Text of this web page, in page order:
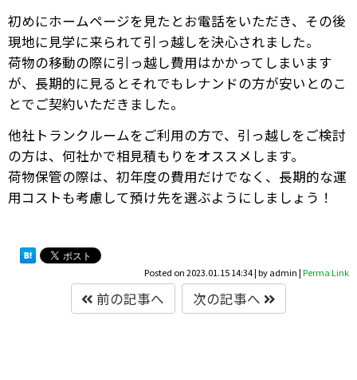
初めにホームページを見たとお電話をいただき、その後
現地に見学に来られて引っ越しを決心されました。
荷物の移動の際に引っ越し費用はかかってしまいます
が、長期的に見るとそれでもレナンドの方が安いとのこ
とでご契約いただきました。
他社トランクルームをご利用の方で、引っ越しをご検討
の方は、何社かで相見積もりをオススメします。
荷物保管の際は、初年度の費用だけでなく、長期的な運
用コストも考慮して預け先を選ぶようにしましょう！
Posted on2023.01.15 14:34|byadmin|Perma Link
前の記事へ 次の記事へ